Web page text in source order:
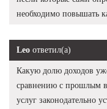
необходимо повышать
Leo ответил(а)
Какую долю доходов
сравнению с прошлым
услуг законодательно